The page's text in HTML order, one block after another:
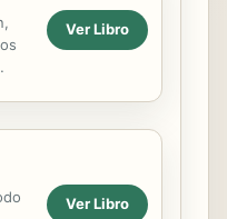
Ver Libro
Ver Libro